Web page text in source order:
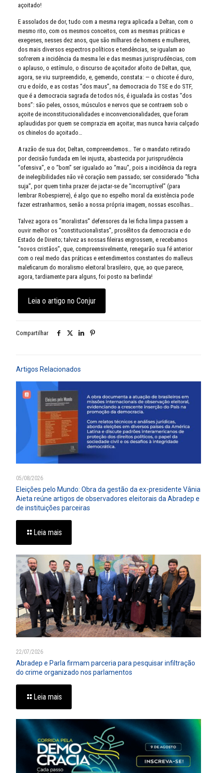
açoitado!
E assolados de dor, tudo com a mesma regra aplicada a Deltan, com o
mesmo rito, com os mesmos conceitos, com as mesmas práticas e
exegeses, nesses dez anos, que são milhares de homens e mulheres,
dos mais diversos espectros políticos e tendências, se igualam ao
sofrerem a incidência da mesma lei e das mesmas jurisprudências, com
o aplauso, o estímulo, o discurso de açoitador afoito de Deltan, que,
agora, se viu surpreendido, e, gemendo, constata: — o chicote é duro,
cru e doído, e as costas “dos maus”, na democracia do TSE e do STF,
que é a democracia sagrada de todos nós, é igualada às costas “dos
bons”: são peles, ossos, músculos e nervos que se contraem sob o
açoite de inconstitucionalidades e inconvencionalidades, que foram
aplaudidas por quem se comprazia em açoitar, mas nunca havia calçado
os chinelos do açoitado…
A razão de sua dor, Deltan, compreendemos… Ter o mandato retirado
por decisão fundada em lei injusta, abastecida por jurisprudência
“ofensiva”, e o “bom” ser igualado ao “mau”, pois a incidência da regra
de inelegibilidades não vê coração nem passado; ser considerado “ficha
suja”, por quem tinha prazer de jactar-se de “incorruptível” (para
lembrar Robespierre), é algo que no espelho moral da existência pode
fazer estranharmos, senão a nossa própria imagem, nossas escolhas…
Talvez agora os “moralistas” defensores da lei ficha limpa passem a
ouvir melhor os “constitucionalistas”, prosélitos da democracia e do
Estado de Direito; talvez as nossas fileiras engrossem, e recebamos
“novos cristãos”, que, compreensivelmente, renegarão sua fé anterior
com o real medo das práticas e entendimentos constantes do malleus
maleficarum do moralismo eleitoral brasileiro, que, ao que parece,
agora, tardiamente para alguns, foi posto na berlinda!
Leia o artigo no Conjur
Compartilhar
Artigos Relacionados
05/08/2026
Eleições pelo Mundo: Obra da gestão da ex-presidente Vânia
Aieta reúne artigos de observadores eleitorais da Abradep e
de instituições parceiras
Leia mais
22/07/2026
Abradep e Parla firmam parceria para pesquisar infiltração
do crime organizado nos parlamentos
Leia mais